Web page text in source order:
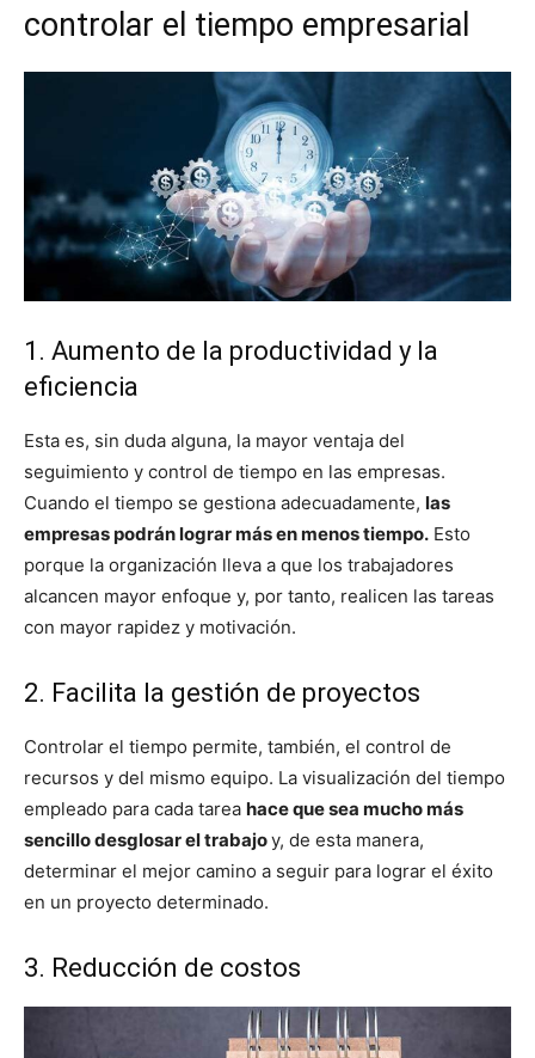
controlar el tiempo empresarial
1. Aumento de la productividad y la
eficiencia
Esta es, sin duda alguna, la mayor ventaja del
seguimiento y control de tiempo en las empresas.
Cuando el tiempo se gestiona adecuadamente, las
empresas podrán lograr más en menos tiempo. Esto
porque la organización lleva a que los trabajadores
alcancen mayor enfoque y, por tanto, realicen las tareas
con mayor rapidez y motivación.
2. Facilita la gestión de proyectos
Controlar el tiempo permite, también, el control de
recursos y del mismo equipo. La visualización del tiempo
empleado para cada tarea hace que sea mucho más
sencillo desglosar el trabajoy, de esta manera,
determinar el mejor camino a seguir para lograr el éxito
en un proyecto determinado.
3. Reducción de costos